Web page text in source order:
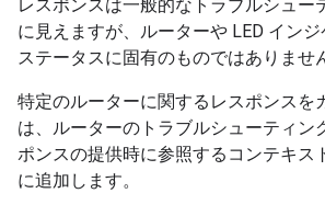
レスポンスは一般的なトラブルシュー
に見えますが、ルーターや LED イン
ステータスに固有のものではありませ
特定のルーターに関するレスポンスを
は、ルーターのトラブルシューティン
ポンスの提供時に参照するコンテキス
に追加します。